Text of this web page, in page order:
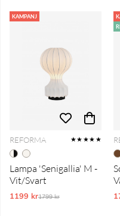
KAMPANJ
REFORMA ★★★★★
Lampa 'Senigallia' M -
Vit/Svart
1199 krOrdinarie pris:
1799 kr